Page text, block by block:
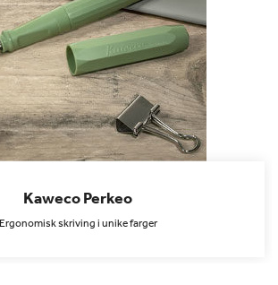
Kaweco Perkeo
Ergonomisk skriving i unike farger